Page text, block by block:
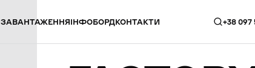
ЗАВАНТАЖЕННЯІНФОБОРДКОНТАКТИ +38 097